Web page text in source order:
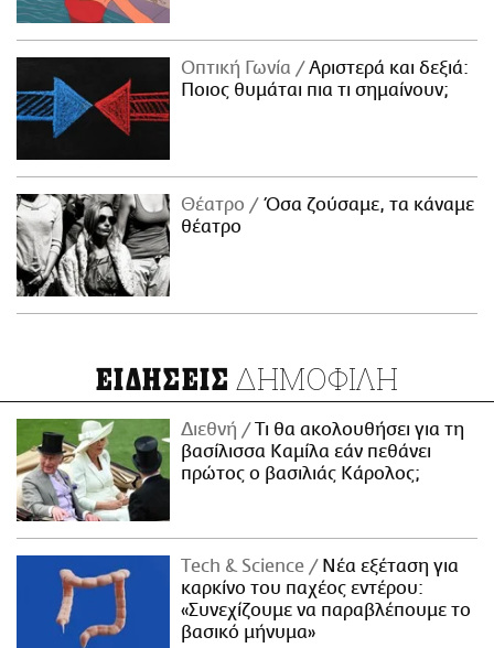
Οπτική Γωνία
Αριστερά και δεξιά:
Ποιος θυμάται πια τι σημαίνουν;
Θέατρο
Όσα ζούσαμε, τα κάναμε
θέατρο
ΕΙΔΗΣΕΙΣ ΔΗΜΟΦΙΛΗ
Διεθνή
Τι θα ακολουθήσει για τη
βασίλισσα Καμίλα εάν πεθάνει
πρώτος ο βασιλιάς Κάρολος;
Τech & Science
Νέα εξέταση για
καρκίνο του παχέος εντέρου:
«Συνεχίζουμε να παραβλέπουμε το
βασικό μήνυμα»